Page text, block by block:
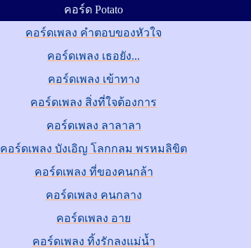
คอร์ด Potato
คอร์ดเพลง คำตอบของหัวใจ
คอร์ดเพลง เธอยัง...
คอร์ดเพลง เข้าทาง
คอร์ดเพลง สิ่งที่ใจต้องการ
คอร์ดเพลง ลาลาลา
คอร์ดเพลง บังเอิญ โลกกลม พรหมลิขิต
คอร์ดเพลง ที่ของคนกล้า
คอร์ดเพลง คนกลาง
คอร์ดเพลง อาย
คอร์ดเพลง ทิ้งรักลงแม่น้ำ